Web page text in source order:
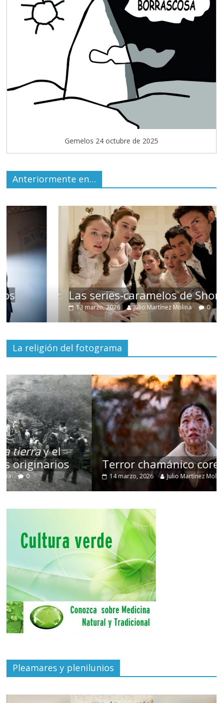
Gemelos 24 octubre de 2025
Anteriormente en…
Las series-caramelos de Shondaland
Julio Martínez Molina 0
La religión del fotograma
Terror chamánico coreano
14 marzo, 2026 Julio Martínez Molina 0
Pleamares y plenilunios